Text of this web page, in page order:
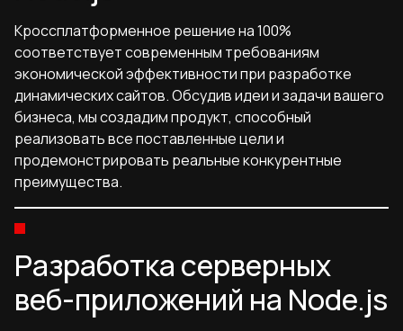
Кроссплатформенное решение на 100%
соответствует современным требованиям
экономической эффективности при разработке
динамических сайтов. Обсудив идеи и задачи вашего
бизнеса, мы создадим продукт, способный
реализовать все поставленные цели и
продемонстрировать реальные конкурентные
преимущества.
Разработка серверных
веб-приложений на Node.js